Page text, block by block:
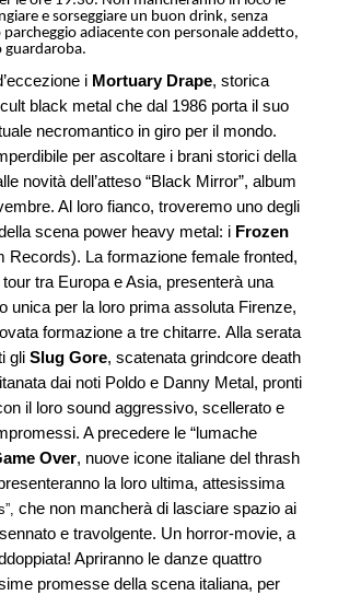
e sorseggiare un buon drink, senza
parcheggio adiacente con personale addetto,
guardaroba.
i Mortuary Drape, storica
black metal che dal 1986 porta il suo
necromantico in giro per il mondo.
per ascoltare i brani storici della
novità dell’atteso “Black Mirror”, album
Al loro fianco, troveremo uno degli
scena power heavy metal: i Frozen
Records). La formazione female fronted,
tra Europa e Asia, presenterà una
unica per la loro prima assoluta Firenze,
formazione a tre chitarre. Alla serata
gli Slug Gore, scatenata grindcore death
dai noti Poldo e Danny Metal, pronti
il loro sound aggressivo, scellerato e
A precedere le “lumache
Over, nuove icone italiane del thrash
la loro ultima, attesissima
che non mancherà di lasciare spazio ai
e travolgente. Un horror-movie, a
Apriranno le danze quattro
promesse della scena italiana, per